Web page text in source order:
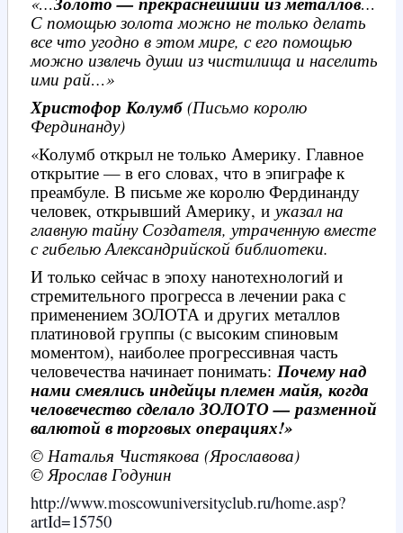
С помощью золота можно не только делать
все что угодно в этом мире, с его помощью
можно извлечь души из чистилища и населить
ими рай…»
Христофор Колумб (Письмо королю
Фердинанду)
«Колумб открыл не только Америку. Главное
открытие — в его словах, что в эпиграфе к
преамбуле. В письме же королю Фердинанду
человек, открывший Америку, и указал на
главную тайну Создателя, утраченную вместе
с гибелью Александрийской библиотеки.
И только сейчас в эпоху нанотехнологий и
стремительного прогресса в лечении рака с
применением ЗОЛОТА и других металлов
платиновой группы (с высоким спиновым
моментом), наиболее прогрессивная часть
человечества начинает понимать: Почему над
нами смеялись индейцы племен майя, когда
человечество сделало ЗОЛОТО — разменной
валютой в торговых операциях!»
© Наталья Чистякова (Ярославова)
© Ярослав Годунин
http://www.moscowuniversityclub.ru/home.asp?
artId=15750